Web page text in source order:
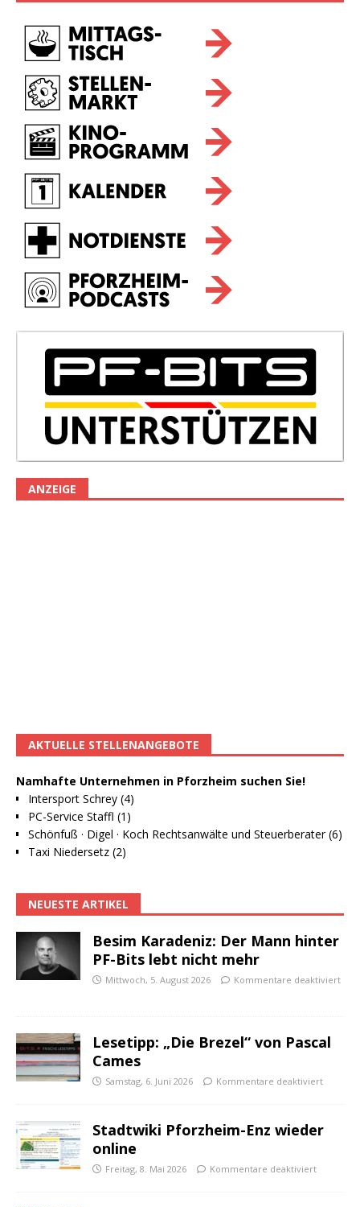
ANZEIGE
AKTUELLE STELLENANGEBOTE
Namhafte Unternehmen in Pforzheim suchen Sie!
Intersport Schrey (4)
PC-Service Staffl (1)
Schönfuß · Digel · Koch Rechtsanwälte und Steuerberater (6)
Taxi Niedersetz (2)
NEUESTE ARTIKEL
Besim Karadeniz: Der Mann hinter
PF-Bits lebt nicht mehr
Mittwoch, 5. August 2026 Kommentare deaktiviert
Lesetipp: „Die Brezel“ von Pascal
Cames
Samstag, 6. Juni 2026 Kommentare deaktiviert
Stadtwiki Pforzheim-Enz wieder
online
Freitag, 8. Mai 2026 Kommentare deaktiviert